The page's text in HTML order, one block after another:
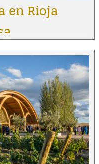
en Rioja